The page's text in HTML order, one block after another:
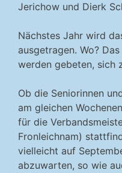
Jerichow und Dierk
Nächstes Jahr wird
ausgetragen. Wo?
werden gebeten, sich
Ob die Seniorinnen
am gleichen
für die
Fronleichnam)
vielleicht auf
abzuwarten, so wie